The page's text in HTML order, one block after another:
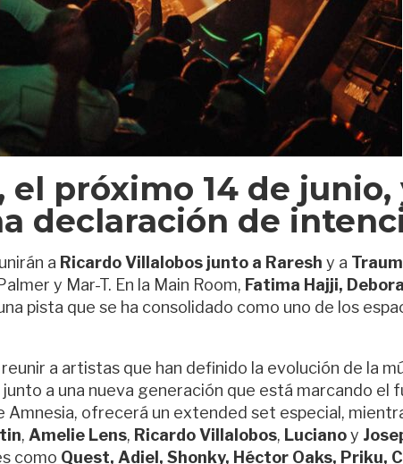
el próximo 14 de junio,
declaración de
a Ricardo Villalobos junto a Raresh y a
y Mar-T. En la Main Room, Fatima Hajji,
pista que se ha consolidado como uno de los
a artistas que han definido la evolución de la
a una nueva generación que está marcando el
Amnesia, ofrecerá un extended set especial,
, Amelie Lens, Ricardo Villalobos, Lucianoy
como Quest, Adiel, Shonky, Héctor Oaks, Priku,